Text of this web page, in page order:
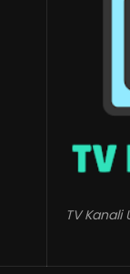
TV Kanali